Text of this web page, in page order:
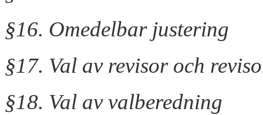
§16. Omedelbar justering
§17. Val av revisor och
§18. Val av valberedning